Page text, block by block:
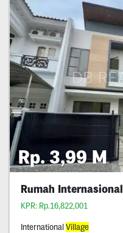
Rp. 3,99 M
Rumah Internasional
KPR: Rp.16,822,001
InternationalVillage